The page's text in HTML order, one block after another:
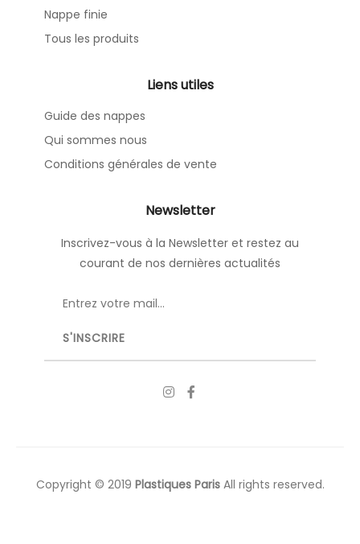
Nappe finie
Tous les produits
Liens utiles
Guide des nappes
Qui sommes nous
Conditions générales de vente
Newsletter
Inscrivez-vous à la Newsletter et restez au
courant de nos dernières actualités
Copyright © 2019 Plastiques ParisAll rights reserved.